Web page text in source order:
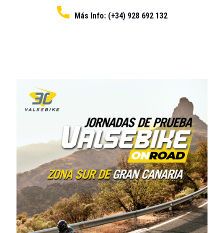
Más Info: (+34) 928 692 132